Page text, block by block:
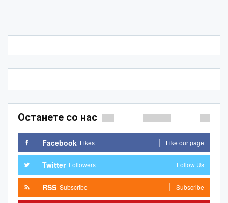
Останете со нас
Facebook Likes Like our page
Twitter Followers Follow Us
RSS Subscribe Subscribe